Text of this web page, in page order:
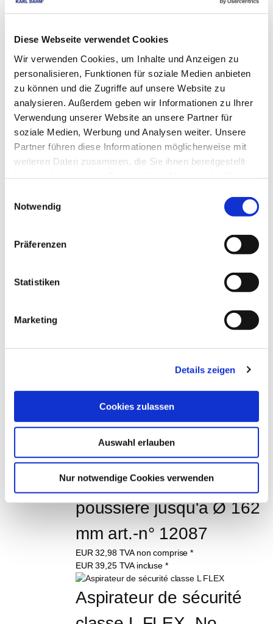
Diese Webseite verwendet Cookies
Wir verwenden Cookies, um Inhalte und Anzeigen zu
personalisieren, Funktionen für soziale Medien anbieten
zu können und die Zugriffe auf unsere Website zu
analysieren. Außerdem geben wir Informationen zu Ihrer
Verwendung unserer Website an unsere Partner für
soziale Medien, Werbung und Analysen weiter. Unsere
Partner führen diese Informationen möglicherweise mit
weiteren Daten zusammen, die Sie ihnen bereitgestellt
Notwendig
Präferenzen
Statistiken
Marketing
Details zeigen
Cookies zulassen
Auswahl erlauben
Nur notwendige Cookies verwenden
MATRIXTEC Set de couronnes de forage à
sec 4 pièces, en coffret, Art. 50840
EUR199,00TVA non comprise *
EUR236,81TVA incluse *
CES PRODUITS
ÉGALEMENT VOUS
Meuleuse d'angle à
réglage électrique Art.
116,62TVA incluse *
Dust Butler Dry & Wet -
Aide à l'aspiration de la
poussière jusqu'à Ø 162
mm art.-n° 12087
EUR32,98 TVA non comprise *
EUR39,25 TVA incluse *
Aspirateur de sécurité